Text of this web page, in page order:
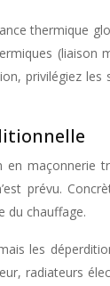
thermique
(liaison
privilégiez
maçonnerie
prévu.
du chauffage.
les
radiateurs